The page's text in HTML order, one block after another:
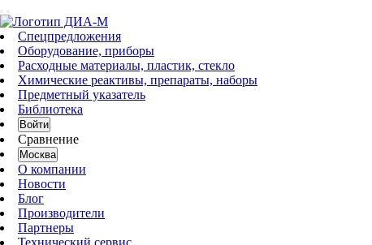
Спецпредложения
Оборудование, приборы
Расходные материалы, пластик, стекло
Химические реактивы, препараты, наборы
Предметный указатель
Библиотека
Войти
Сравнение
Москва
О компании
Новости
Блог
Производители
Партнеры
Технический сервис